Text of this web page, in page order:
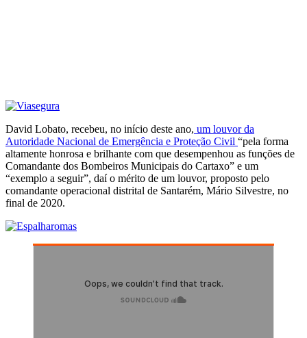
David Lobato, recebeu, no início deste ano, um louvor da
Autoridade Nacional de Emergência e Proteção Civil “pela forma
altamente honrosa e brilhante com que desempenhou as funções de
Comandante dos Bombeiros Municipais do Cartaxo” e um
“exemplo a seguir”, daí o mérito de um louvor, proposto pelo
comandante operacional distrital de Santarém, Mário Silvestre, no
final de 2020.